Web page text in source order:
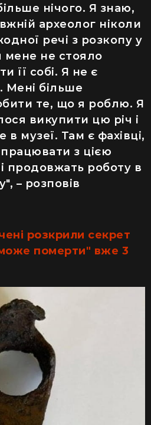
нічого. Я знаю,
археолог ніколи
речі з розкопу у
мене не стояло
її собі. Я не є
Мені більше
те, що я роблю. Я
викупити цю річ і
в музеї. Там є фахівці,
працювати з цією
продовжать роботу в
– розповів
розкрили секрет
померти" вже 3